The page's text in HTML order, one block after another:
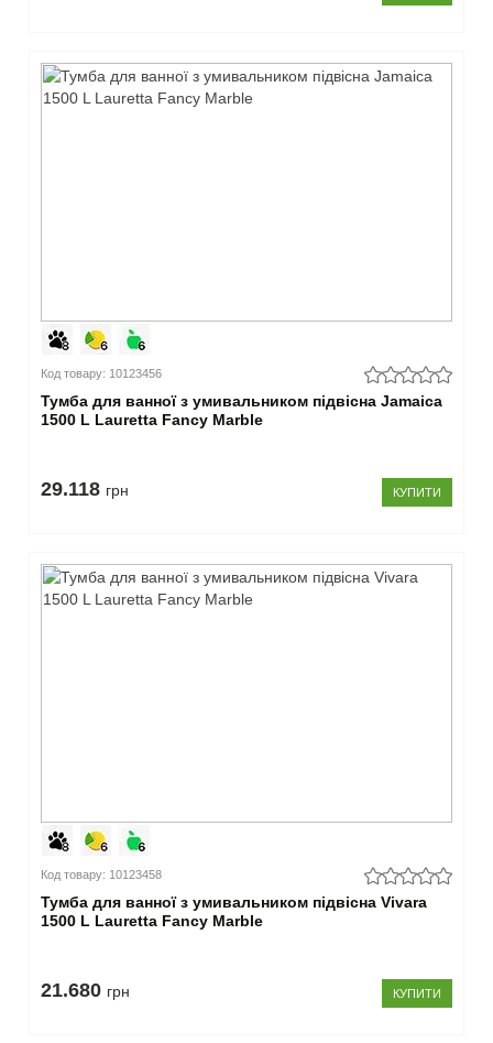
Код товару: 10123456
Тумба для ванної з умивальником підвісна Jamaica
1500 L Lauretta Fancy Marble
29.118 грн КУПИТИ
Код товару: 10123458
Тумба для ванної з умивальником підвісна Vivara
1500 L Lauretta Fancy Marble
21.680 грн КУПИТИ